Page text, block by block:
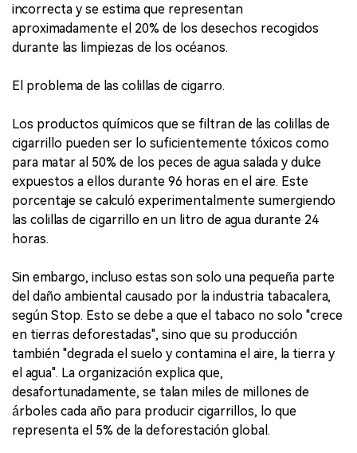
incorrecta y se estima que representan
aproximadamente el 20% de los desechos recogidos
durante las limpiezas de los océanos.
El problema de las colillas de cigarro.
Los productos químicos que se filtran de las colillas de
cigarrillo pueden ser lo suficientemente tóxicos como
para matar al 50% de los peces de agua salada y dulce
expuestos a ellos durante 96 horas en el aire. Este
porcentaje se calculó experimentalmente sumergiendo
las colillas de cigarrillo en un litro de agua durante 24
horas.
Sin embargo, incluso estas son solo una pequeña parte
del daño ambiental causado por la industria tabacalera,
según Stop. Esto se debe a que el tabaco no solo "crece
en tierras deforestadas", sino que su producción
también "degrada el suelo y contamina el aire, la tierra y
el agua". La organización explica que,
desafortunadamente, se talan miles de millones de
árboles cada año para producir cigarrillos, lo que
representa el 5% de la deforestación global.